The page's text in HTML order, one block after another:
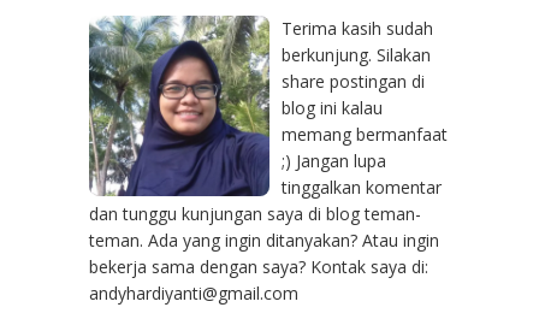
Terima kasih sudah
berkunjung. Silakan
share postingan di
blog ini kalau
memang bermanfaat
;) Jangan lupa
tinggalkan komentar
dan tunggu kunjungan saya di blog teman-
teman. Ada yang ingin ditanyakan? Atau ingin
bekerja sama dengan saya? Kontak saya di:
andyhardiyanti@gmail.com